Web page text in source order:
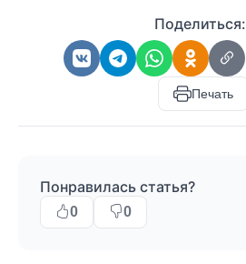
Поделиться:
Печать
Понравилась статья?
0 0